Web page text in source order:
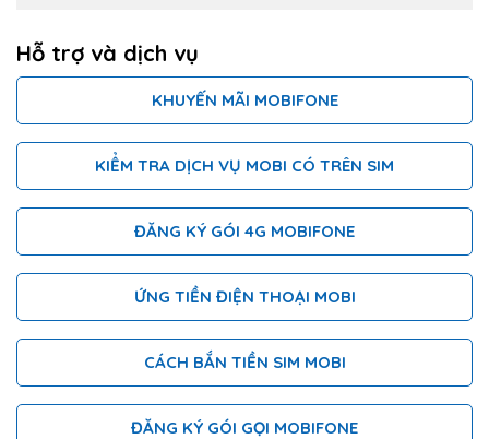
Hỗ trợ và dịch vụ
KHUYẾN MÃI MOBIFONE
KIỂM TRA DỊCH VỤ MOBI CÓ TRÊN SIM
ĐĂNG KÝ GÓI 4G MOBIFONE
ỨNG TIỀN ĐIỆN THOẠI MOBI
CÁCH BẮN TIỀN SIM MOBI
ĐĂNG KÝ GÓI GỌI MOBIFONE